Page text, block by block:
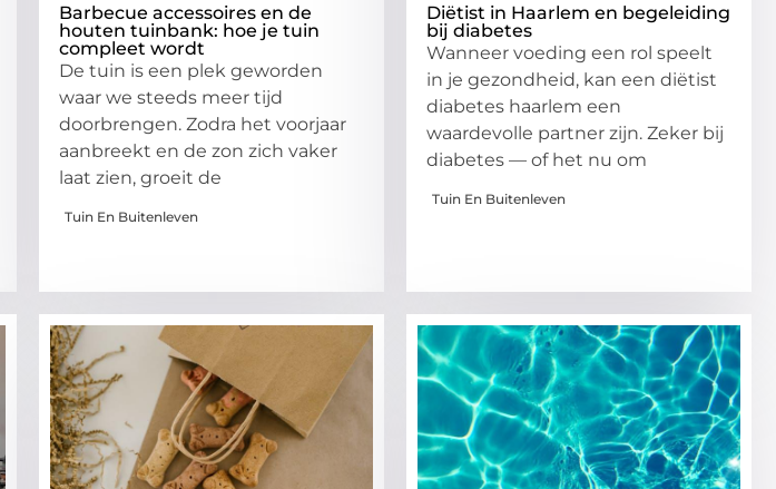
Barbecue accessoires en de
houten tuinbank: hoe je tuin
compleet wordt
De tuin is een plek geworden
waar we steeds meer tijd
doorbrengen. Zodra het voorjaar
aanbreekt en de zon zich vaker
laat zien, groeit de
Tuin En Buitenleven
Diëtist in Haarlem en begeleiding
bij diabetes
Wanneer voeding een rol speelt
in je gezondheid, kan een diëtist
diabetes haarlem een
waardevolle partner zijn. Zeker bij
diabetes — of het nu om
Tuin En Buitenleven